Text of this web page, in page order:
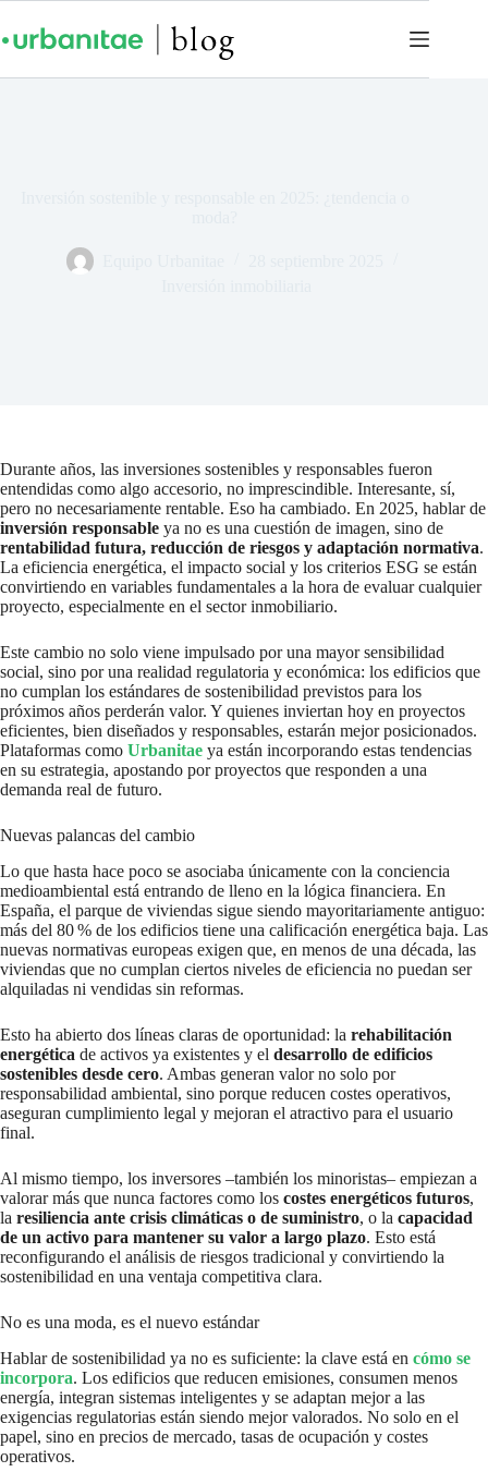
Durante años, las inversiones sostenibles y responsables fueron
entendidas como algo accesorio, no imprescindible. Interesante, sí,
pero no necesariamente rentable. Eso ha cambiado. En 2025, hablar de
inversión responsable ya no es una cuestión de imagen, sino de
rentabilidad futura, reducción de riesgos y adaptación normativa.
La eficiencia energética, el impacto social y los criterios ESG se están
convirtiendo en variables fundamentales a la hora de evaluar cualquier
proyecto, especialmente en el sector inmobiliario.
Este cambio no solo viene impulsado por una mayor sensibilidad
social, sino por una realidad regulatoria y económica: los edificios que
no cumplan los estándares de sostenibilidad previstos para los
próximos años perderán valor. Y quienes inviertan hoy en proyectos
eficientes, bien diseñados y responsables, estarán mejor posicionados.
Plataformas como Urbanitae ya están incorporando estas tendencias
en su estrategia, apostando por proyectos que responden a una
demanda real de futuro.
Nuevas palancas del cambio
Lo que hasta hace poco se asociaba únicamente con la conciencia
medioambiental está entrando de lleno en la lógica financiera. En
España, el parque de viviendas sigue siendo mayoritariamente antiguo:
más del 80 % de los edificios tiene una calificación energética baja. Las
nuevas normativas europeas exigen que, en menos de una década, las
viviendas que no cumplan ciertos niveles de eficiencia no puedan ser
alquiladas ni vendidas sin reformas.
Esto ha abierto dos líneas claras de oportunidad: la rehabilitación
energética de activos ya existentes y el desarrollo de edificios
sostenibles desde cero. Ambas generan valor no solo por
responsabilidad ambiental, sino porque reducen costes operativos,
aseguran cumplimiento legal y mejoran el atractivo para el usuario
final.
Al mismo tiempo, los inversores –también los minoristas– empiezan a
valorar más que nunca factores como los costes energéticos futuros,
la resiliencia ante crisis climáticas o de suministro, o la capacidad
de un activo para mantener su valor a largo plazo. Esto está
reconfigurando el análisis de riesgos tradicional y convirtiendo la
sostenibilidad en una ventaja competitiva clara.
No es una moda, es el nuevo estándar
Hablar de sostenibilidad ya no es suficiente: la clave está en cómo se
incorpora. Los edificios que reducen emisiones, consumen menos
energía, integran sistemas inteligentes y se adaptan mejor a las
exigencias regulatorias están siendo mejor valorados. No solo en el
papel, sino en precios de mercado, tasas de ocupación y costes
operativos.